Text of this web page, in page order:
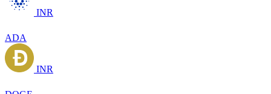
INR
ADA
INR